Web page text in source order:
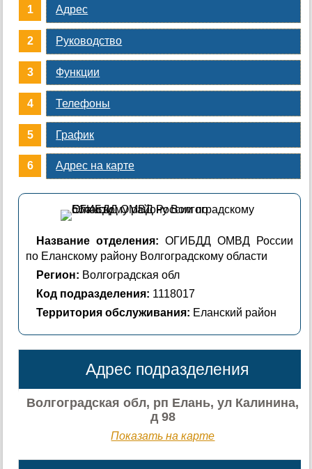
Адрес
Руководство
Функции
Телефоны
График
Адрес на карте
Название отделения: ОГИБДД ОМВД России
по Еланскому району Волгоградскому области
Регион: Волгоградская обл
Код подразделения: 1118017
Территория обслуживания: Еланский район
Адрес подразделения
Волгоградская обл, рп Елань, ул Калинина,
д 98
Показать на карте